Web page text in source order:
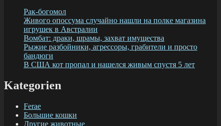
Рак-богомол
Живого опоссума случайно нашли на полке магазина
игрушек в Австралии
Вомбат: драки, шрамы, захват имущества
Рыжие разбойники, агрессоры, грабители и просто
бандюги
В США кот пропал и нашелся живым спустя 5 лет
Kategorien
Ferae
Большие кошки
Другие животные